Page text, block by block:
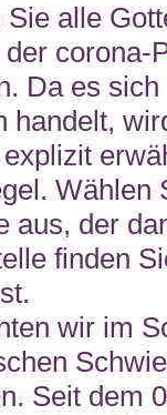
Sie alle
corona-
Da es
handelt,
Wählen
aus, der
finden
wir im
Seit dem